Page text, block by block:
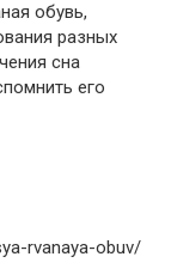
обувь,
разных
сна
его
rvanaya-obuv/